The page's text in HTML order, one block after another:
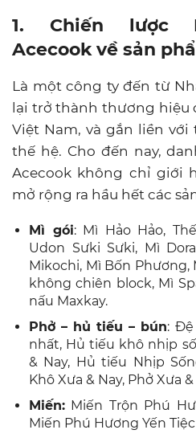
1. Chiến lược
Acecook về sản
Là một công ty đến từ
lại trở thành thương hiệu
Việt Nam, và gắn liền
thế hệ. Cho đến nay,
Acecook không chỉ giới
mở rộng ra hầu hết các
Mì gói: Mì Hảo Hảo,
Udon Sưki Sưki, Mì
Mikochi, Mì Bốn Phương,
không chiên block, Mì
nấu Maxkay.
Phở – hủ tiếu – bún:
nhất, Hủ tiếu khô nhịp
& Nay, Hủ tiếu Nhịp
Khô Xưa & Nay, Phở Xưa
Miến: Miến Trộn Phú
Miến Phú Hương Yến Tiệc